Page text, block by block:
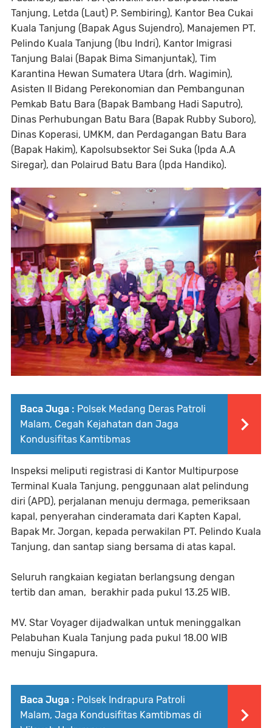
Tanjung, Letda (Laut) P. Sembiring), Kantor Bea Cukai
Kuala Tanjung (Bapak Agus Sujendro), Manajemen PT.
Pelindo Kuala Tanjung (Ibu Indri), Kantor Imigrasi
Tanjung Balai (Bapak Bima Simanjuntak), Tim
Karantina Hewan Sumatera Utara (drh. Wagimin),
Asisten II Bidang Perekonomian dan Pembangunan
Pemkab Batu Bara (Bapak Bambang Hadi Saputro),
Dinas Perhubungan Batu Bara (Bapak Rubby Suboro),
Dinas Koperasi, UMKM, dan Perdagangan Batu Bara
(Bapak Hakim), Kapolsubsektor Sei Suka (Ipda A.A
Siregar), dan Polairud Batu Bara (Ipda Handiko).
Baca Juga : Polsek Medang Deras Patroli
Malam, Cegah Kejahatan dan Jaga
Kondusifitas Kamtibmas
Inspeksi meliputi registrasi di Kantor Multipurpose
Terminal Kuala Tanjung, penggunaan alat pelindung
diri (APD), perjalanan menuju dermaga, pemeriksaan
kapal, penyerahan cinderamata dari Kapten Kapal,
Bapak Mr. Jorgan, kepada perwakilan PT. Pelindo Kuala
Tanjung, dan santap siang bersama di atas kapal.
Seluruh rangkaian kegiatan berlangsung dengan
tertib dan aman, berakhir pada pukul 13.25 WIB.
MV. Star Voyager dijadwalkan untuk meninggalkan
Pelabuhan Kuala Tanjung pada pukul 18.00 WIB
menuju Singapura.
Baca Juga : Polsek Indrapura Patroli
Malam, Jaga Kondusifitas Kamtibmas di